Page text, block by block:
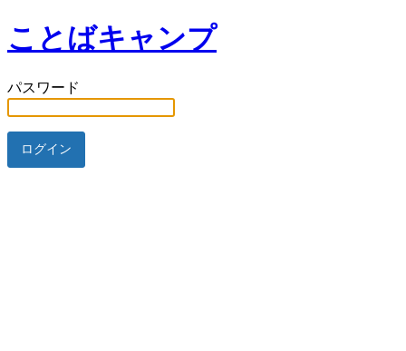
ことばキャンプ
パスワード